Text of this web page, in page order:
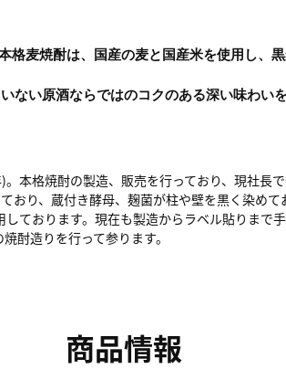
格麦焼酎は、国産の麦と国産米を使用し、
です。
ない原酒ならではのコクのある深い味わいを
本格焼酎の製造、販売を行っており、現社長
おり、蔵付き酵母、麹菌が柱や壁を黒く染めて
ております。現在も製造からラベル貼りまで
酎造りを行って参ります。
商品情報